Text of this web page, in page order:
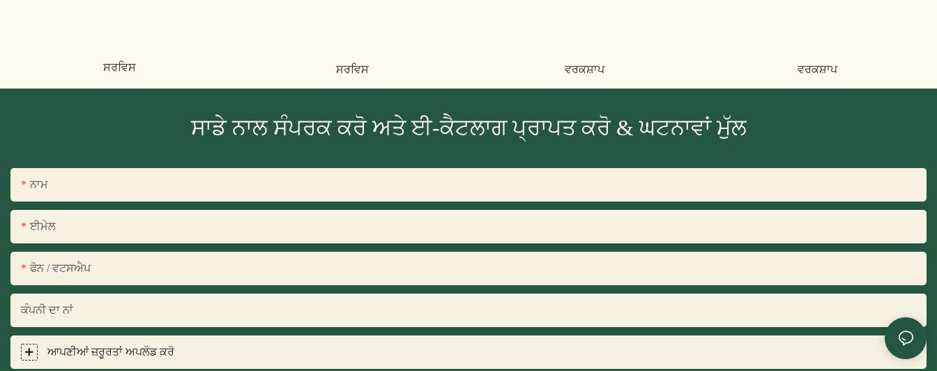
ਸਰਵਿਸ ਸਰਵਿਸ ਵਰਕਸ਼ਾਪ ਵਰਕਸ਼ਾਪ
ਸਾਡੇ ਨਾਲ ਸੰਪਰਕ ਕਰੋ ਅਤੇ ਈ-ਕੈਟਲਾਗ ਪ੍ਰਾਪਤ ਕਰੋ & ਘਟਨਾਵਾਂ ਮੁੱਲ
ਨਾਮ
ਈਮੇਲ
ਫੋਨ / ਵਟਸਐਪ
ਕੰਪਨੀ ਦਾ ਨਾਂ
ਆਪਣੀਆਂ ਜ਼ਰੂਰਤਾਂ ਅਪਲੋਡ ਕਰੋ